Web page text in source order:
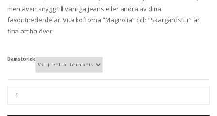
men även snygg till vanliga jeans eller andra av dina
favoritnederdelar. Vita koftorna ”Magnolia” och ”Skärgårdstur” är
fina att ha över.
Damstorlek